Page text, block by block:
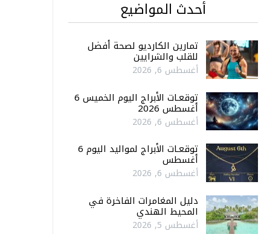
أحدث المواضيع
تمارين الكارديو لصحة أفضل
للقلب والشرايين
أغسطس 6, 2026
توقعـات الأبراج اليوم الخميس 6
أغسطس 2026
أغسطس 6, 2026
توقعـات الأبراج لمواليد اليوم 6
أغسطس
أغسطس 6, 2026
دليل المغامرات الفاخرة في
المحيط الهندي
أغسطس 5, 2026